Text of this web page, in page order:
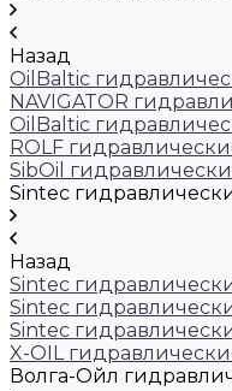
Назад
OilBaltic
NAVIGATOR
OilBaltic
ROLF
SibOil
Sintec
Назад
Sintec
Sintec
Sintec
X-OIL
Волга-Ойл